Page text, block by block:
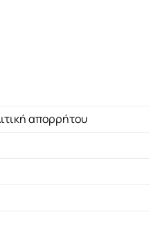
απορρήτου